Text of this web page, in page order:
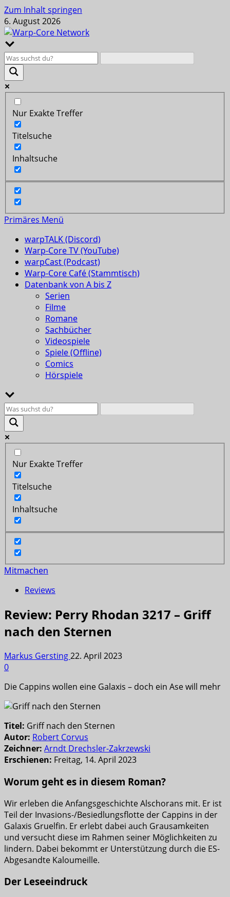
Zum Inhalt springen
6. August 2026
Nur Exakte Treffer
Titelsuche
Inhaltsuche
Primäres Menü
warpTALK (Discord)
Warp-Core TV (YouTube)
warpCast (Podcast)
Warp-Core Café (Stammtisch)
Datenbank von A bis Z
Serien
Filme
Romane
Sachbücher
Videospiele
Spiele (Offline)
Comics
Hörspiele
Nur Exakte Treffer
Titelsuche
Inhaltsuche
Mitmachen
Reviews
Review: Perry Rhodan 3217 – Griff
nach den Sternen
Markus Gersting22. April 2023
0
Die Cappins wollen eine Galaxis – doch ein Ase will mehr
Titel: Griff nach den Sternen
Autor: Robert Corvus
Zeichner: Arndt Drechsler-Zakrzewski
Erschienen: Freitag, 14. April 2023
Worum geht es in diesem Roman?
Wir erleben die Anfangsgeschichte Alschorans mit. Er ist
Teil der Invasions-/Besiedlungsflotte der Cappins in der
Galaxis Gruelfin. Er erlebt dabei auch Grausamkeiten
und versucht diese im Rahmen seiner Möglichkeiten zu
lindern. Dabei bekommt er Unterstützung durch die ES-
Abgesandte Kaloumeille.
Der Leseeindruck